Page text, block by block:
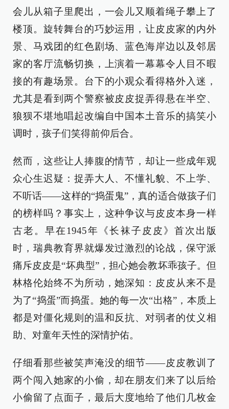
会儿从箱子里爬出，一会儿又顺着绳子攀上了
楼顶。旋转舞台的巧妙运用，让皮皮家的内外
景、马戏团的红色剧场、蓝色海岸边以及邻居
家的客厅流畅切换，上演着一幕幕令人目不暇
接的有趣场景。台下的小观众看得格外入迷，
尤其是看到两个警察被皮皮捉弄得悬在半空、
狼狈不堪地唱起改编自中国本土音乐的搞笑小
调时，孩子们笑得前仰后合。
然而，这些让人捧腹的情节，却让一些成年观
众心生迟疑：捉弄大人、不懂礼貌、不上学、
不听话——这样的“捣蛋鬼”，真的适合做孩子们
的榜样吗？事实上，这种争议与皮皮本身一样
古老。早在1945年《长袜子皮皮》首次出版
时，瑞典教育界就爆发过激烈的论战，保守派
痛斥皮皮是“坏典型”，担心她会教坏乖孩子。但
林格伦始终不为所动，她深知：皮皮从来不是
为了“捣蛋”而捣蛋。她的每一次“出格”，本质上
都是对僵化规则的温和反抗、对弱者的仗义相
助、对童年天性的深情护佑。
仔细看那些被笑声淹没的细节——皮皮教训了
两个闯入她家的小偷，却在朋友们来了以后给
小偷留了点面子，最后大度地给了他们几枚金